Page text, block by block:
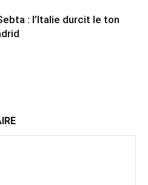
: l’Italie durcit le ton